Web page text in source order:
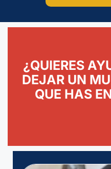
¿QUIERES
DEJAR UN
QUE HAS